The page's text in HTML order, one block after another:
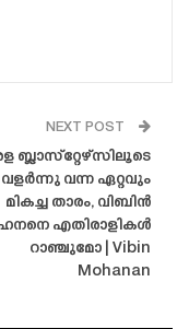
NEXT POST
ബ്ലാസ്‌റ്റേഴ്‌സിലൂടെ
വളർന്നു വന്ന ഏറ്റവും
മികച്ച താരം, വിബിൻ
എതിരാളികൾ
റാഞ്ചുമോ | Vibin
Mohanan